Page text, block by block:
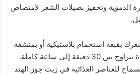
الدموية وتحفيز بصيلات الشعر لامتصاص
بقبعة استحمام بلاستيكية أو بمنشفة
دافئة واتركي الخليط لمدة تتراوح بين 30 دقيقة إلى ساعة كاملة.
للعناصر الغذائية في زيت جوز الهند